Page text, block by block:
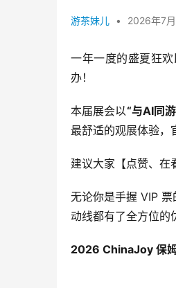
游茶妹儿 • 2026年7
一年一度的盛夏狂
办！
本届展会以“与AI同
最舒适的观展体验，
建议大家【点赞、在
无论你是手握 VIP
动线都有了全方位的
2026 ChinaJoy 保